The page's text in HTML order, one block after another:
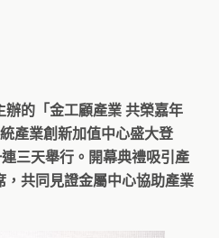
的「金工顧產業 共榮嘉年
產業創新加值中心盛大登
三天舉行。開幕典禮吸引產
共同見證金屬中心協助產業